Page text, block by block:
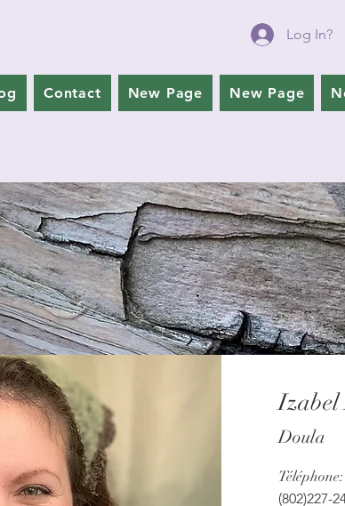
Contact New Page New Page
Log In?
Izabel
Doula
Téléphone:
(802)227-